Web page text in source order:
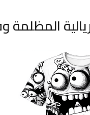
المظلمة